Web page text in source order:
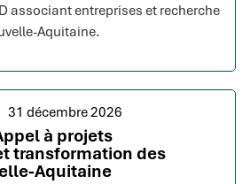
associant entreprises et recherche
Aquitaine.
31 décembre 2026
à projets
transformation des
Aquitaine